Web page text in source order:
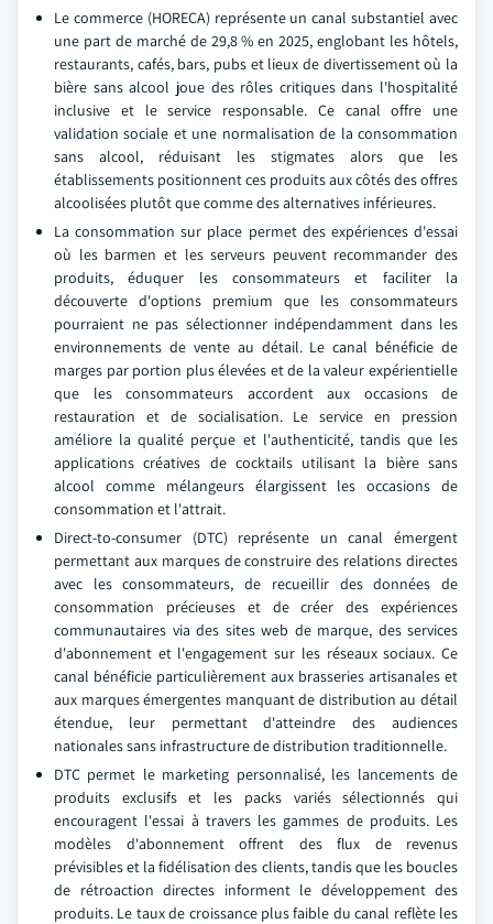
Le commerce (HORECA) représente un canal substantiel avec
une part de marché de 29,8 % en 2025, englobant les hôtels,
restaurants, cafés, bars, pubs et lieux de divertissement où la
bière sans alcool joue des rôles critiques dans l'hospitalité
inclusive et le service responsable. Ce canal offre une
validation sociale et une normalisation de la consommation
sans alcool, réduisant les stigmates alors que les
établissements positionnent ces produits aux côtés des offres
alcoolisées plutôt que comme des alternatives inférieures.
La consommation sur place permet des expériences d'essai
où les barmen et les serveurs peuvent recommander des
produits, éduquer les consommateurs et faciliter la
découverte d'options premium que les consommateurs
pourraient ne pas sélectionner indépendamment dans les
environnements de vente au détail. Le canal bénéficie de
marges par portion plus élevées et de la valeur expérientielle
que les consommateurs accordent aux occasions de
restauration et de socialisation. Le service en pression
améliore la qualité perçue et l'authenticité, tandis que les
applications créatives de cocktails utilisant la bière sans
alcool comme mélangeurs élargissent les occasions de
consommation et l'attrait.
Direct-to-consumer (DTC) représente un canal émergent
permettant aux marques de construire des relations directes
avec les consommateurs, de recueillir des données de
consommation précieuses et de créer des expériences
communautaires via des sites web de marque, des services
d'abonnement et l'engagement sur les réseaux sociaux. Ce
canal bénéficie particulièrement aux brasseries artisanales et
aux marques émergentes manquant de distribution au détail
étendue, leur permettant d'atteindre des audiences
nationales sans infrastructure de distribution traditionnelle.
DTC permet le marketing personnalisé, les lancements de
produits exclusifs et les packs variés sélectionnés qui
encouragent l'essai à travers les gammes de produits. Les
modèles d'abonnement offrent des flux de revenus
prévisibles et la fidélisation des clients, tandis que les boucles
de rétroaction directes informent le développement des
produits. Le taux de croissance plus faible du canal reflète les